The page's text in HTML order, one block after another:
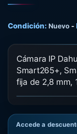
Condición: Nuevo -
Cámara IP
Smart265+,
fija de 2,8 mm,
Accede a